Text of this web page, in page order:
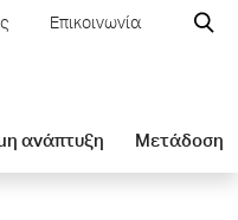
Επικοινωνία
ανάπτυξη Μετάδοση